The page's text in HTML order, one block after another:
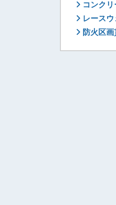
コンク
レース
防火区